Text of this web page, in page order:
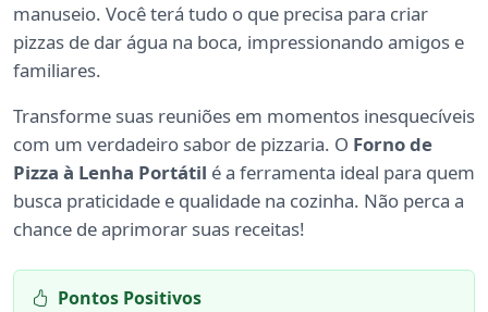
manuseio. Você terá tudo o que precisa para criar
pizzas de dar água na boca, impressionando amigos e
familiares.
Transforme suas reuniões em momentos inesquecíveis
com um verdadeiro sabor de pizzaria. O Forno de
Pizza à Lenha Portátil é a ferramenta ideal para quem
busca praticidade e qualidade na cozinha. Não perca a
chance de aprimorar suas receitas!
Pontos Positivos